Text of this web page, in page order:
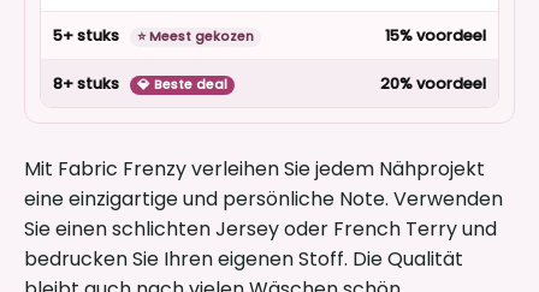
5+ stuks ⭐ Meest gekozen 15% voordeel
8+ stuks 💎 Beste deal 20% voordeel
Mit Fabric Frenzy verleihen Sie jedem Nähprojekt
eine einzigartige und persönliche Note. Verwenden
Sie einen schlichten Jersey oder French Terry und
bedrucken Sie Ihren eigenen Stoff. Die Qualität